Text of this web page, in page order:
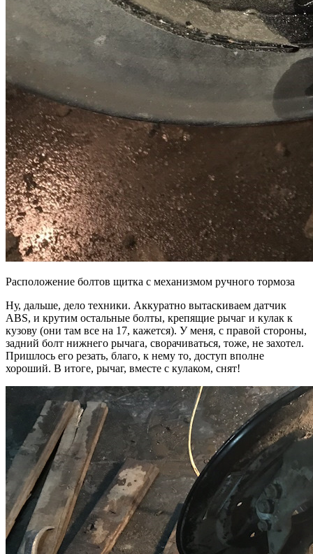
Расположение болтов щитка с механизмом ручного тормоза
Ну, дальше, дело техники. Аккуратно вытаскиваем датчик
ABS, и крутим остальные болты, крепящие рычаг и кулак к
кузову (они там все на 17, кажется). У меня, с правой стороны,
задний болт нижнего рычага, сворачиваться, тоже, не захотел.
Пришлось его резать, благо, к нему то, доступ вполне
хороший. В итоге, рычаг, вместе с кулаком, снят!